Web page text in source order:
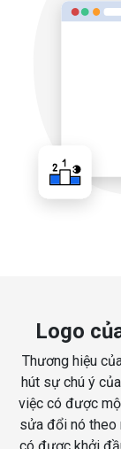
Logo
Thương hiệu
hút sự chú ý
việc có được
sửa đổi nó theo